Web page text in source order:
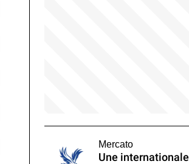
Mercato
Une internationale